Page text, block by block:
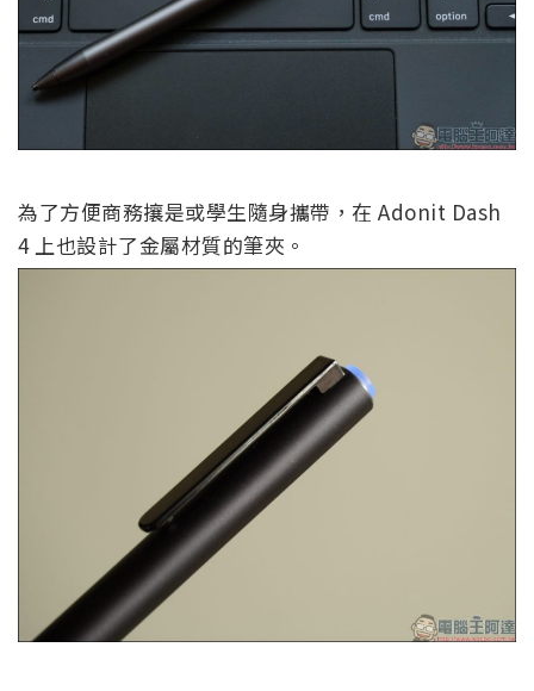
為了方便商務攘是或學生隨身攜帶，在 Adonit Dash
4 上也設計了金屬材質的筆夾。